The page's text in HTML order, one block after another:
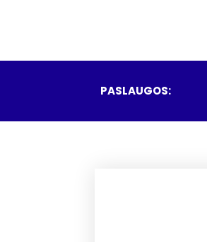
PASLAUGOS: